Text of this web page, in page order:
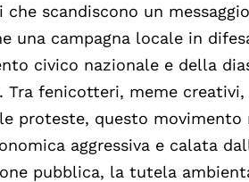
scandiscono un
una campagna locale in
civico nazionale e della
Tra fenicotteri, meme
proteste, questo
aggressiva e calata
pubblica, la tutela